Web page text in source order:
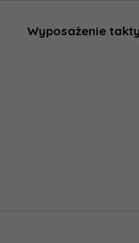
Wyposażenie